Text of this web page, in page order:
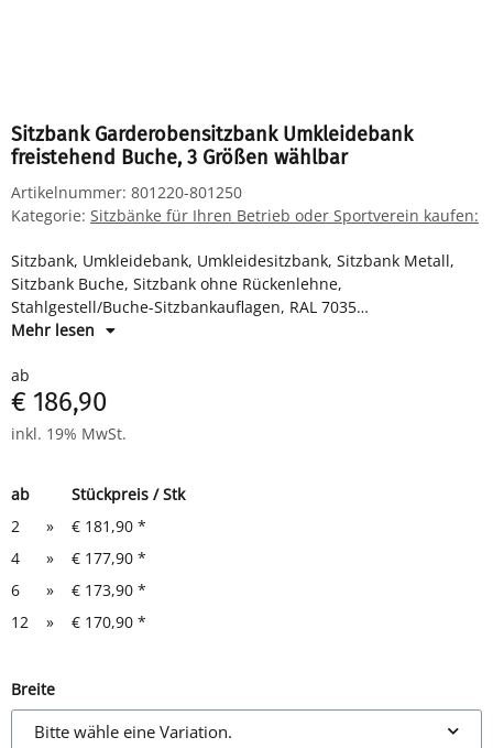
Sitzbank Garderobensitzbank Umkleidebank
freistehend Buche, 3 Größen wählbar
Artikelnummer: 801220-801250
Kategorie: Sitzbänke für Ihren Betrieb oder Sportverein kaufen:
Sitzbank, Umkleidebank, Umkleidesitzbank, Sitzbank Metall,
Sitzbank Buche, Sitzbank ohne Rückenlehne,
Stahlgestell/Buche-Sitzbankauflagen, RAL 7035
Lichtgrau/Buche, 400 x 1000 x 400 mm (HxBxT)
Mehr lesen
ab
€ 186,90
inkl. 19% MwSt.
ab
Stückpreis / Stk
2
» € 181,90 *
4
» € 177,90 *
6
» € 173,90 *
12
» € 170,90 *
Breite
Bitte wähle eine Variation.